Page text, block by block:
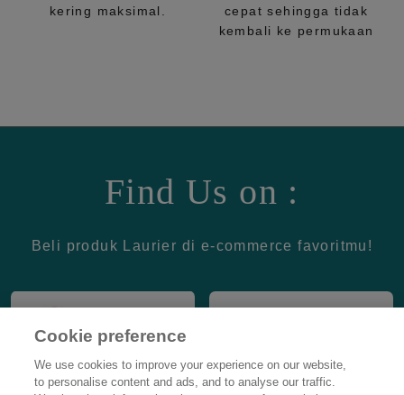
kering maksimal.
cepat sehingga tidak
kembali ke permukaan
Find Us on :
Beli produk Laurier di e-commerce favoritmu!
Cookie preference
We use cookies to improve your experience on our website,
to personalise content and ads, and to analyse our traffic.